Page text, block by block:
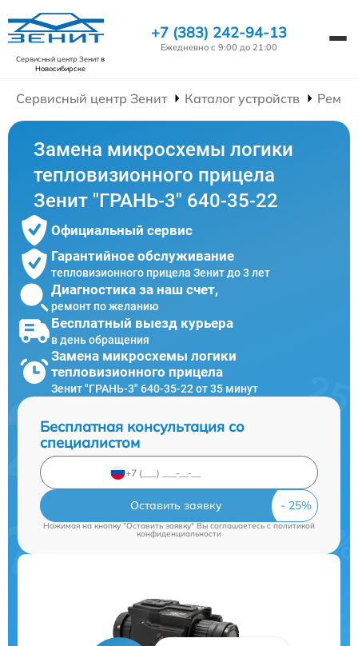
Сервисный центр Зенитв
Новосибирске
+7 (383) 242-94-13
Ежедневно с 9:00 до 21:00
Сервисный центр Зенит Каталог устройств
Замена микросхемы логики
тепловизионного прицела
Зенит "ГРАНЬ-3" 640-35-22
Официальный сервис
Гарантийное обслуживание
тепловизионного прицела Зенит до 3 лет
Диагностика за наш счет,
ремонт по желанию
Бесплатный выезд курьера
в день обращения
Замена микросхемы логики
тепловизионного прицела
Зенит "ГРАНЬ-3" 640-35-22 от 35 минут
Бесплатная консультация со
специалистом
Оставить заявку
Нажимая на кнопку "Оставить заявку" Вы соглашаетесь cполитикой
конфиденциальности